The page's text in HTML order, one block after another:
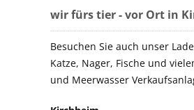
wir fürs tier - vor Ort in
Besuchen Sie auch unser
Katze, Nager, Fische und
und Meerwasser